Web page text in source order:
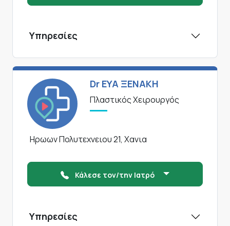
Υπηρεσίες
Dr ΕΥΑ ΞΕΝΑΚΗ
Πλαστικός Χειρουργός
Ηρωων Πολυτεχνειου 21, Χανια
Κάλεσε τον/την Ιατρό
Υπηρεσίες